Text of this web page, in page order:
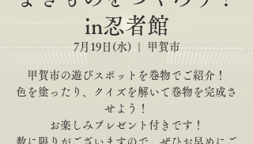
in忍者館
7月19日(水)
  |
甲賀市
甲賀市の遊びスポットを巻物でご紹介！
色を塗ったり、クイズを解いて巻物を完成さ
せよう！
お楽しみプレゼント付きです！
数に限りがございますので、ぜひお早めにご